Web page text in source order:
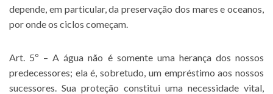
depende, em particular, da preservação dos mares e oceanos,
por onde os ciclos começam.
Art. 5º – A água não é somente uma herança dos nossos
predecessores; ela é, sobretudo, um empréstimo aos nossos
sucessores. Sua proteção constitui uma necessidade vital,